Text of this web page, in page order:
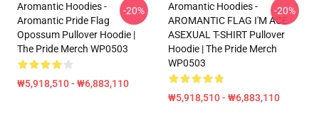
Aromantic Hoodies -
Aromantic Pride Flag
Opossum Pullover Hoodie |
The Pride Merch WP0503
₩5,918,510 - ₩6,883,110
-20%
Aromantic Hoodies -
AROMANTIC FLAG I'M ACE
ASEXUAL T-SHIRT Pullover
Hoodie | The Pride Merch
WP0503
₩5,918,510 - ₩6,883,110
-20%